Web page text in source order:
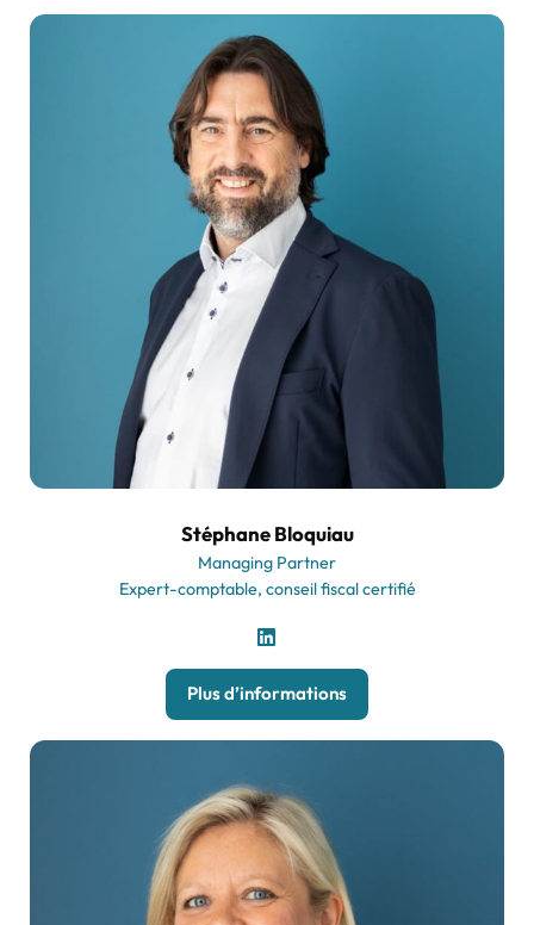
Stéphane Bloquiau
Managing Partner
Expert-comptable, conseil fiscal certifié
Plus d’informations